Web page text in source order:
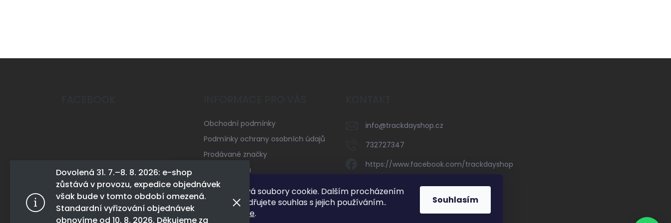
Tento web používá soubory cookie. Dalším procházením
tohoto webu vyjadřujete souhlas s jejich používáním..
Více informací
zde.
Souhlasím
Dovolená 31. 7.–8. 8. 2026: e-shop
zůstává v provozu, expedice objednávek
však bude v tomto období omezená.
Standardní vyřizování objednávek
obnovíme od 10. 8. 2026. Děkujeme za
Obchodní podmínky
Podmínky ochrany osobních údajů
Prodávané značky
Mapa serveru
Kontakty
info@trackdayshop.cz
732727347
https://www.facebook.com/trackdayshop
732727347